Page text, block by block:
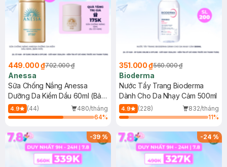
449.000 ₫702.000 ₫
Anessa
Sữa Chống Nắng Anessa
Dưỡng Da Kiềm Dầu 60ml (Bản
Mới)
4.9 (44)
480/tháng
64%
351.000 ₫560.000 ₫
Bioderma
Nước Tẩy Trang Bioderma
Dành Cho Da Nhạy Cảm 500ml
4.9 (228)
832/tháng
11%
-39% -24%